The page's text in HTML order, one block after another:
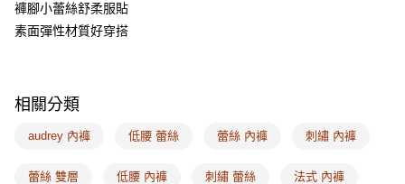
１．簡單：不需註冊會員、不需綁卡、不需儲值。
２．便利：只要手機號碼，簡訊認證，即可結帳。
１．於結帳方式選擇「AFTEE先享後付」後，將跳轉至「AFTEE先享後付」
結帳頁面，進行簡訊認證並確認金額後，即可完成結帳。
３．收到繳費通知簡訊後14天內，點擊此簡訊中的連結，可透過四大超商／
※ 請注意：結帳手續完成當下不需立刻繳費，但若您需要取消訂單，請聯絡
運送方式
付款後全家取貨
每筆NT$100，滿NT$1,500(含以上)免運費
褲腳小蕾絲舒柔服貼
素面彈性材質好穿搭
相關分類
audrey 內褲 低腰 蕾絲 蕾絲 內褲 刺繡 內褲
蕾絲 雙層 低腰 內褲 刺繡 蕾絲 法式 內褲